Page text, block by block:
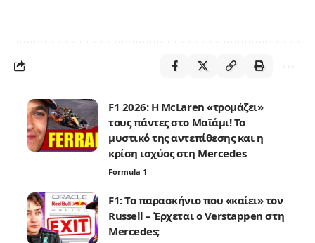
F1 2026: Η McLaren «τρομάζει»
τους πάντες στο Μαϊάμι! Το
μυστικό της αντεπίθεσης και η
κρίση ισχύος στη Mercedes
Formula 1
F1: Το παρασκήνιο που «καίει» τον
Russell – Έρχεται ο Verstappen στη
Mercedes;